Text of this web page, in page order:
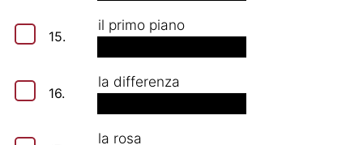
15.
il primo piano
16.
la differenza
la rosa